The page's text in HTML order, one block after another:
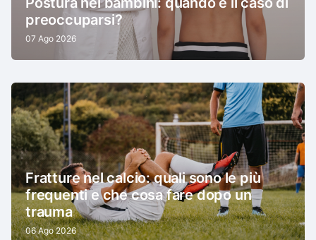
preoccuparsi?
07 Ago 2026
Fratture nel calcio: quali sono le più
frequenti e che cosa fare dopo un
trauma
06 Ago 2026